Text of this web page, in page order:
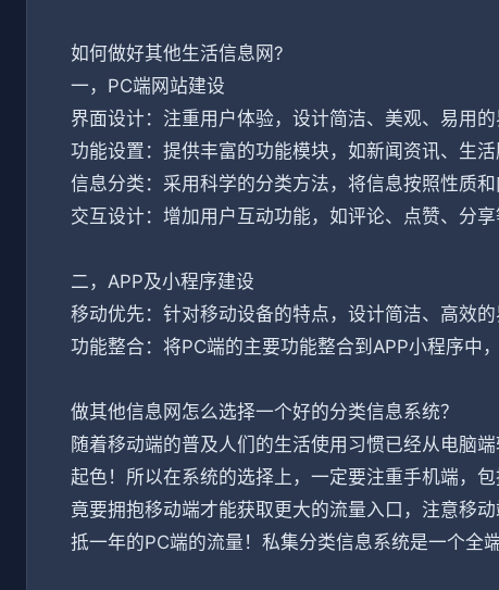
如何做好其他生活信息网?
一，PC端网站建设
界面设计：注重用户体验，设计简洁、美观、易用的
功能设置：提供丰富的功能模块，如新闻资讯、生
信息分类：采用科学的分类方法，将信息按照性质
交互设计：增加用户互动功能，如评论、点赞、分享
二，APP及小程序建设
移动优先：针对移动设备的特点，设计简洁、高效的
功能整合：将PC端的主要功能整合到APP小程序中
做其他信息网怎么选择一个好的分类信息系统？
随着移动端的普及人们的生活使用习惯已经从电脑
起色！所以在系统的选择上，一定要注重手机端，
竟要拥抱移动端才能获取更大的流量入口，注意移
抵一年的PC端的流量！私集分类信息系统是一个全